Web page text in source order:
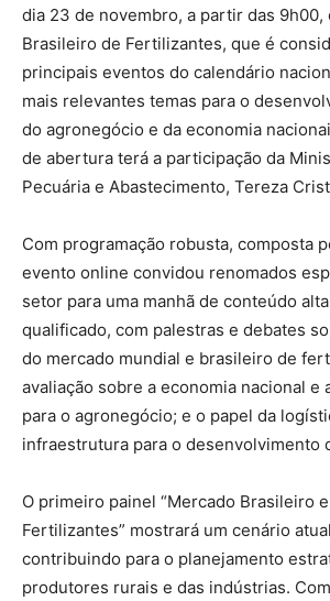
dia 23 de novembro, a partir das 9h00,
Brasileiro de Fertilizantes, que é
principais eventos do calendário
mais relevantes temas para o
do agronegócio e da economia
de abertura terá a participação da
Pecuária e Abastecimento, Tereza
Com programação robusta, composta
evento online convidou renomados
setor para uma manhã de conteúdo
qualificado, com palestras e debates
do mercado mundial e brasileiro de
avaliação sobre a economia nacional e
para o agronegócio; e o papel da
infraestrutura para o desenvolvimento
O primeiro painel “Mercado Brasileiro
Fertilizantes” mostrará um cenário
contribuindo para o planejamento
produtores rurais e das indústrias.